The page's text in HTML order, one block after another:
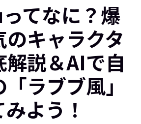
てなに？爆
キャラクタ
解説＆AIで自
ラブブ風」
よう！